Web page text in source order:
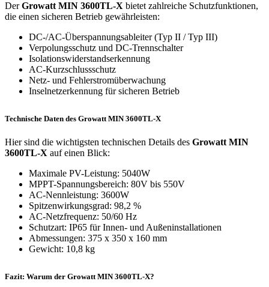
DerGrowatt MIN 3600TL-X bietet zahlreiche Schutzfunktionen,
die einen sicheren Betrieb gewährleisten:
DC-/AC-Überspannungsableiter (Typ II / Typ III)
Verpolungsschutz und DC-Trennschalter
Isolationswiderstandserkennung
AC-Kurzschlussschutz
Netz- und Fehlerstromüberwachung
Inselnetzerkennung für sicheren Betrieb
Technische Daten des Growatt MIN 3600TL-X
Hier sind die wichtigsten technischen Details des Growatt MIN
3600TL-X auf einen Blick:
Maximale PV-Leistung: 5040W
MPPT-Spannungsbereich: 80V bis 550V
AC-Nennleistung: 3600W
Spitzenwirkungsgrad: 98,2 %
AC-Netzfrequenz: 50/60 Hz
Schutzart: IP65 für Innen- und Außeninstallationen
Abmessungen: 375 x 350 x 160 mm
Gewicht: 10,8 kg
Fazit: Warum der Growatt MIN 3600TL-X?